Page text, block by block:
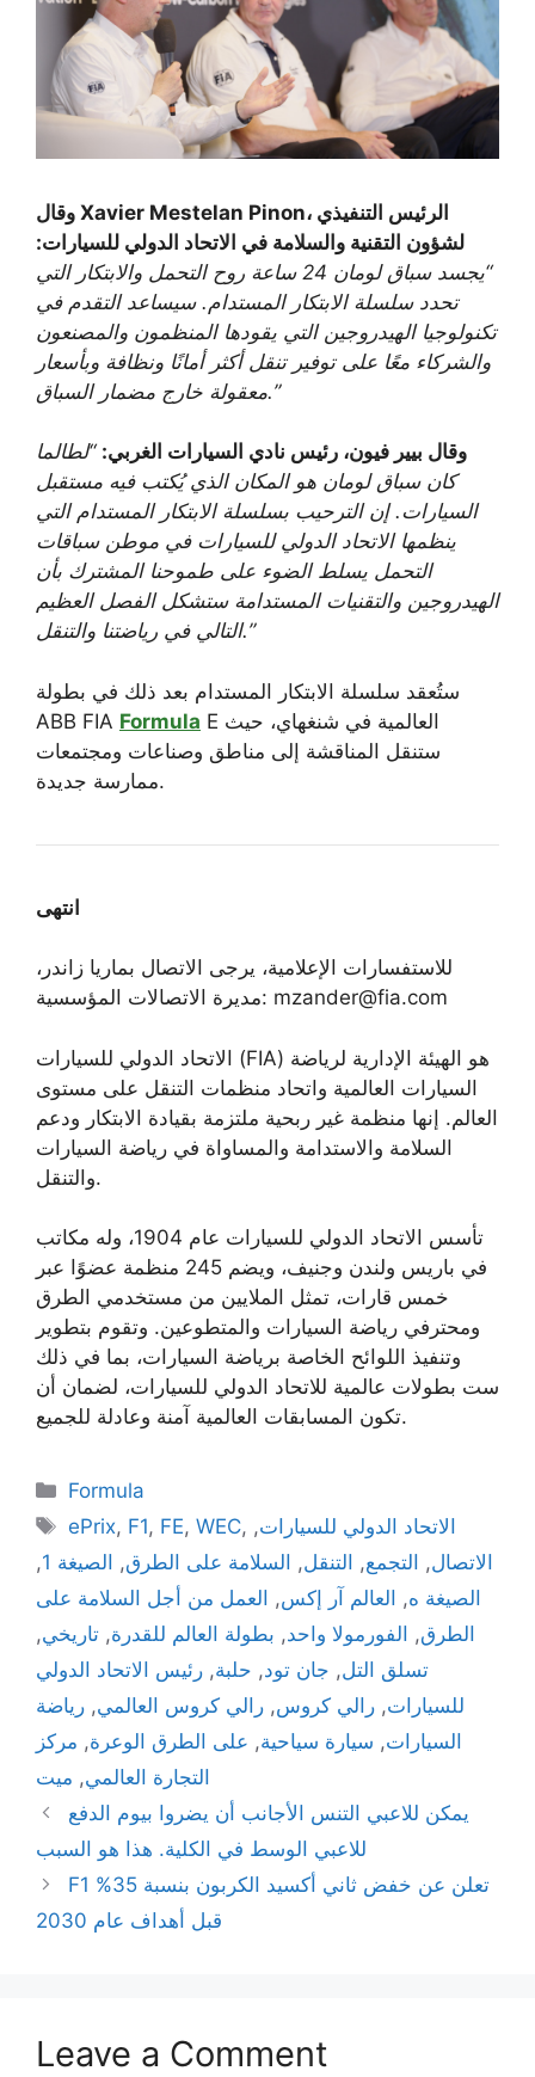
وقال Xavier Mestelan Pinon، الرئيس التنفيذي
لشؤون التقنية والسلامة في الاتحاد الدولي للسيارات:
“يجسد سباق لومان 24 ساعة روح التحمل والابتكار التي
تحدد سلسلة الابتكار المستدام. سيساعد التقدم في
تكنولوجيا الهيدروجين التي يقودها المنظمون والمصنعون
والشركاء معًا على توفير تنقل أكثر أمانًا ونظافة وبأسعار
معقولة خارج مضمار السباق.”
وقال بيير فيون، رئيس نادي السيارات الغربي: “لطالما
كان سباق لومان هو المكان الذي يُكتب فيه مستقبل
السيارات. إن الترحيب بسلسلة الابتكار المستدام التي
ينظمها الاتحاد الدولي للسيارات في موطن سباقات
التحمل يسلط الضوء على طموحنا المشترك بأن
الهيدروجين والتقنيات المستدامة ستشكل الفصل العظيم
التالي في رياضتنا والتنقل.”
ستُعقد سلسلة الابتكار المستدام بعد ذلك في بطولة
ABB FIA Formula E العالمية في شنغهاي، حيث
ستنقل المناقشة إلى مناطق وصناعات ومجتمعات
ممارسة جديدة.
انتهى
للاستفسارات الإعلامية، يرجى الاتصال بماريا زاندر،
مديرة الاتصالات المؤسسية: mzander@fia.com
الاتحاد الدولي للسيارات (FIA) هو الهيئة الإدارية لرياضة
السيارات العالمية واتحاد منظمات التنقل على مستوى
العالم. إنها منظمة غير ربحية ملتزمة بقيادة الابتكار ودعم
السلامة والاستدامة والمساواة في رياضة السيارات
والتنقل.
تأسس الاتحاد الدولي للسيارات عام 1904، وله مكاتب
في باريس ولندن وجنيف، ويضم 245 منظمة عضوًا عبر
خمس قارات، تمثل الملايين من مستخدمي الطرق
ومحترفي رياضة السيارات والمتطوعين. وتقوم بتطوير
وتنفيذ اللوائح الخاصة برياضة السيارات، بما في ذلك
ست بطولات عالمية للاتحاد الدولي للسيارات، لضمان أن
تكون المسابقات العالمية آمنة وعادلة للجميع.
Categories
Formula
Tags
ePrix, F1, FE,WEC, الاتحاد الدولي للسيارات,
الاتصال, التجمع, التنقل, السلامة على الطرق, الصيغة 1
,
الصيغة ه, العالم آر إكس, العمل من أجل السلامة على
الطرق, الفورمولا واحد, بطولة العالم للقدرة, تاريخي,
تسلق التل, جان تود, حلبة, رئيس الاتحاد الدولي
للسيارات, رالي كروس, رالي كروس العالمي, رياضة
السيارات, سيارة سياحية, على الطرق الوعرة, مركز
التجارة العالمي, ميت
يمكن للاعبي التنس الأجانب أن يضروا بيوم الدفع
للاعبي الوسط في الكلية. هذا هو السبب
F1 تعلن عن خفض ثاني أكسيد الكربون بنسبة 35%
قبل أهداف عام 2030
Leave a Comment